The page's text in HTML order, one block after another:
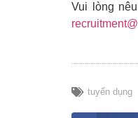
Vui lòng
tuyển dụng